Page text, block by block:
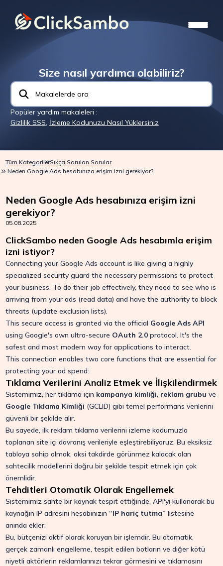
Size nasıl yardımcı olabiliriz?
Popüler yardım makaleleri :
Gizlilik SSS, İzleme Kodunuzu Nasıl Yüklersiniz
Tüm KategorilerSıkça Sorulan Sorular
Neden Google Ads hesabınıza erişim izni gerekiyor?
Neden Google Ads hesabınıza erişim izni
gerekiyor?
05.08.2025
ClickSambo neden Google Ads hesabımla erişim
izni istiyor?
Connecting your Google Ads account is like giving a highly
specialized security guard the necessary permissions to protect
your business. To do their job effectively, they need to see who is
arriving from your ads (read data) and have the authority to block
threats (update exclusion lists).
This secure access is granted via the official Google Ads API
using Google's own ultra-secure OAuth 2.0 protocol. It's the
safest and most modern way for applications to interact.
This connection enables two core functions that are essential for
protecting your ad spend:
Tıklama Verilerini Analiz Etmek ve İlişkilendirmek
Sistemimiz, her tıklama için kampanya kimliği, reklam grubu ve
Google Tıklama Kimliği (GCLID) gibi temel performans verilerini
güvenli bir şekilde alır.
Bu sayede, ilk reklam tıklama verilerini izleme kodumuzla
toplanan site içi davranış verileriyle eşleştirebiliyoruz. Bu eksiksiz
tabloya sahip olmak, aksi takdirde görünmez kalacak olan
sahtecilik modellerini doğru bir şekilde tespit etmek için çok
önemlidir.
Tehditleri Otomatik Olarak Engellemek
Sistemimiz sahte bir kaynak tespit ettiğinde, API'yi kullanarak bu
kaynağın IP adresini hesabınızın “IP hariç tutma” listesine
anında ekler.
Bu, bütçenizi aktif olarak koruyan bir işlemdir. Bu otomatik,
gerçek zamanlı engelleme, tespit edilen botların ve diğer kötü
niyetli aktörlerin reklamlarınızı tekrar görmesini ve tıklamasını